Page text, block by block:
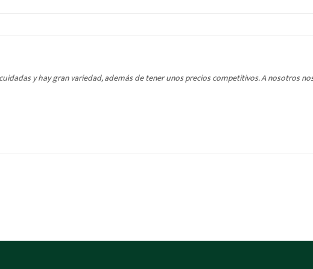
y hay gran variedad, además de tener unos precios competitivos. A nosotros